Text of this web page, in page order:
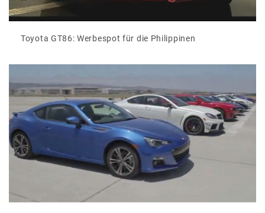
Toyota GT86: Werbespot für die Philippinen